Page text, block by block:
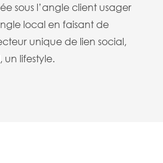
sous l’angle client usager
local en faisant de
unique de lien social,
un lifestyle.